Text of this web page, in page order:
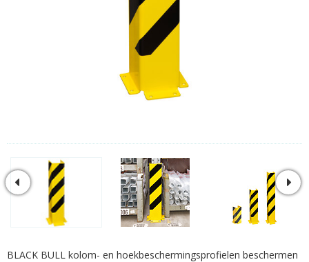
BLACK BULL kolom- en hoekbeschermingsprofielen beschermen